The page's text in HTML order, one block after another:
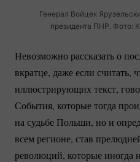
Генерал Войцех
президента ПНР. Фото:
Невозможно рассказать о
вкратце, даже если считать,
иллюстрирующих текст,
События, которые тогда
на судьбе Польши, но и
всем регионе, став
революций, которые иногда